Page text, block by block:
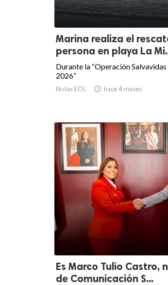
Marina realiza el
persona en playa La
Durante la “Operación Salvavidas
2026”
Notas EOL  hace 4 meses
Es Marco Tulio Castro,
de Comunicación S...